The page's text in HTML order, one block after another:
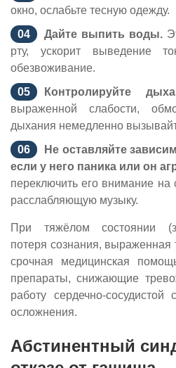
окно, ослабьте тесную одежду.
Дайте выпить воды.
рту, ускорит выведение
обезвоживание.
Контролируйте
выраженной слабости,
дыхания немедленно
Не оставляйте
если у него паника или он
переключить его внимание на
расслабляющую музыку.
При тяжёлом состоянии
потеря сознания, выраженная
срочная медицинская
препараты, снижающие
работу сердечно-сосудистой
осложнения.
Абстинентный